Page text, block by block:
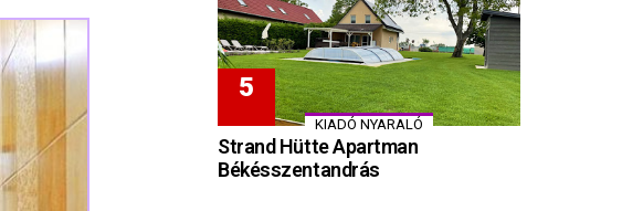
KIADÓ NYARALÓ
Strand Hütte Apartman
Békésszentandrás